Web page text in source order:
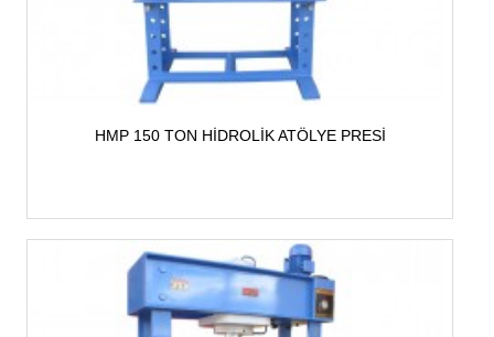
HMP 150 TON HİDROLİK ATÖLYE PRESİ